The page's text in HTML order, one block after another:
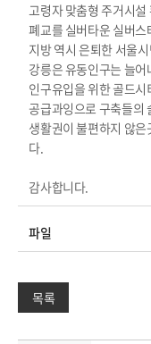
고령자 맞춤형 주거시
폐교를 실버타운 실버
지방 역시 은퇴한 서울
강릉은 유동인구는 늘
인구유입을 위한 골드
공급과잉으로 구축들의
생활권이 불편하지 않
다.
감사합니다.
파일
목록